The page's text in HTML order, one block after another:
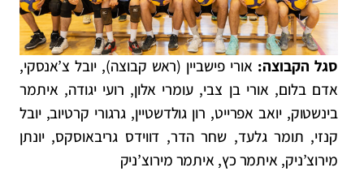
סגל הקבוצה: אורי פישביין (ראש קבוצה), יובל צ’אנסקי,
אדם בלום, אורי בן צבי, עומרי אלון, רועי יגודה, איתמר
בינשטוק, יואב אפרייט, רון גולדשטיין, גרגורי קרטיוב, יובל
קנזי, תומר גלעד, שחר הדר, דווידס גריבאוסקס, יונתן
מירוצ’ניק, איתמר כץ, איתמר מירוצ’ניק